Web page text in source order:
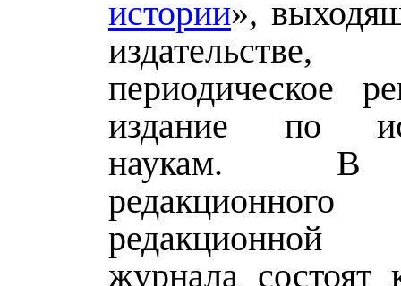
истории»,
периодическое
издание по
наукам. В
журнала состоят